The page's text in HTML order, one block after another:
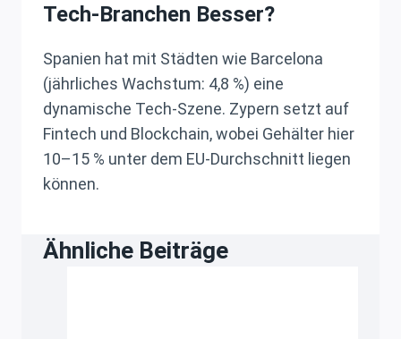
Tech-Branchen Besser?
Spanien hat mit Städten wie Barcelona
(jährliches Wachstum: 4,8 %) eine
dynamische Tech-Szene. Zypern setzt auf
Fintech und Blockchain, wobei Gehälter hier
10–15 % unter dem EU-Durchschnitt liegen
können.
Ähnliche Beiträge